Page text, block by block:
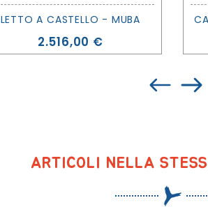
LETTO A CASTELLO - MUBA
Prezzo
2.516,00 €
ARTICOLI NELLA